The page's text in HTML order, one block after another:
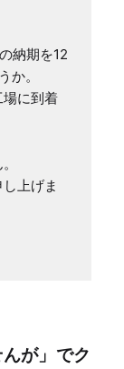
納期を12
か。
に到着
上げま
が」でク